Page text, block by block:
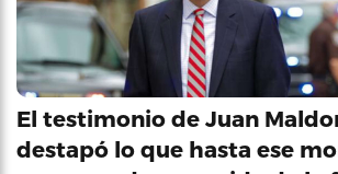
El testimonio de Juan
destapó lo que hasta ese